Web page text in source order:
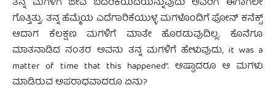
ಗೊತ್ತಿತ್ತು. ತನ್ನ ಹೆಮ್ಮೆಯ ಎದೆಗಾರಿಕೆಯುಳ್ಳ ಮಗಳೊಂದಿಗೆ ಫೋನ್ ಕನೆಕ್ಟ್
ಆದಾಗ ಕೆಲಕ್ಷಣ ಮಗಳಿಗೆ ಮಾತೇ ಹೊರಡುವುದಿಲ್ಲ. ಕೊನೆಗೂ
ಮಾತನಾಡಿದ ನಂತರ ಅವನು ತನ್ನ ಮಗಳಿಗೆ ಹೇಳುವುದು, it was a
matter of time that this happened”. ಅಷ್ಟಾದರೂ ಆ ಮಗಳು
ಮಾಡಿರುವ ಅಪರಾಧವಾದರೂ ಏನು?